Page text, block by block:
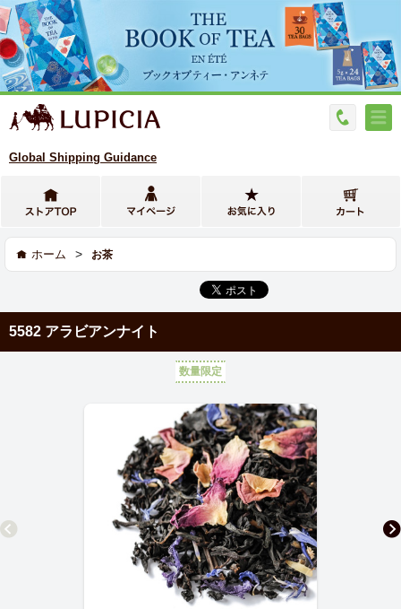
Global Shipping Guidance
ホーム > お茶
5582 アラビアンナイト
数量限定